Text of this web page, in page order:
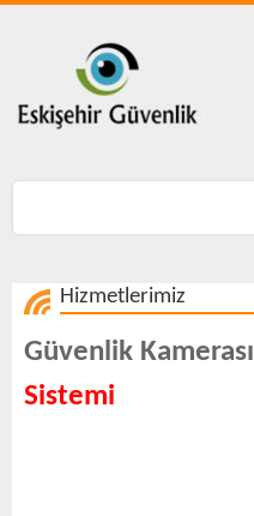
Hizmetlerimiz
Güvenlik Kamerası
Sistemi